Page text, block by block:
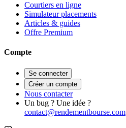
Courtiers en ligne
Simulateur placements
Articles & guides
Offre Premium
Compte
Se connecter
Créer un compte
Nous contacter
Un bug ? Une idée ?
contact@rendementbourse.com